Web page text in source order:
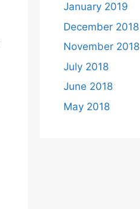
January 2019
December 2018
November 2018
July 2018
June 2018
May 2018